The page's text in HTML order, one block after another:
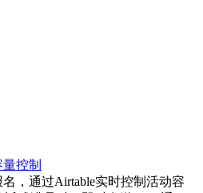
控制
名，通过Airtable实时控制活动容